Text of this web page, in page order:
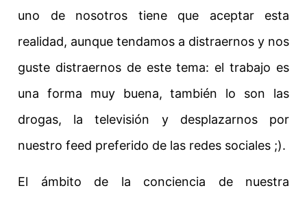
uno de nosotros tiene que aceptar esta
realidad, aunque tendamos a distraernos y nos
guste distraernos de este tema: el trabajo es
una forma muy buena, también lo son las
drogas, la televisión y desplazarnos por
nuestro feed preferido de las redes sociales ;).
El ámbito de la conciencia de nuestra